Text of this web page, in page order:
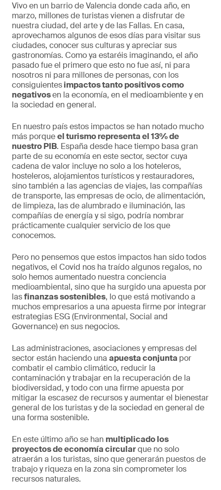
Vivo en un barrio de Valencia donde cada año, en
marzo, millones de turistas vienen a disfrutar de
nuestra ciudad, del arte y de las Fallas. En casa,
aprovechamos algunos de esos días para visitar sus
ciudades, conocer sus culturas y apreciar sus
gastronomías. Como ya estaréis imaginando, el año
pasado fue el primero que esto no fue así, ni para
nosotros ni para millones de personas, con los
consiguientesimpactos tanto positivos como
negativosen la economía, en el medioambiente y en
la sociedad en general.
En nuestro país estos impactos se han notado mucho
más porqueel turismo representa el 13% de
nuestro PIB. España desde hace tiempo basa gran
parte de su economía en este sector, sector cuya
cadena de valor incluye no solo a los hoteleros,
hosteleros, alojamientos turísticos y restauradores,
sino también a las agencias de viajes, las compañías
de transporte, las empresas de ocio, de alimentación,
de limpieza, las de alumbrado e iluminación, las
compañías de energía y si sigo, podría nombrar
prácticamente cualquier servicio de los que
conocemos.
Pero no pensemos que estos impactos han sido todos
negativos, el Covid nos ha traído algunos regalos, no
solo hemos aumentado nuestra conciencia
medioambiental, sino que ha surgido una apuesta por
lasfinanzas sostenibles, lo que está motivando a
muchos empresarios a una apuesta firme por integrar
estrategias ESG (Environmental, Social and
Governance) en sus negocios.
Las administraciones, asociaciones y empresas del
sector están haciendo una apuesta conjunta por
combatir el cambio climático, reducir la
contaminación y trabajar en la recuperación de la
biodiversidad, y todo con una firme apuesta por
mitigar la escasez de recursos y aumentar el bienestar
general de los turistas y de la sociedad en general de
una forma sostenible.
En este último año se han multiplicado los
proyectos de economía circularque no solo
atraerán a los turistas, sino que generarán puestos de
trabajo y riqueza en la zona sin comprometer los
recursos naturales.